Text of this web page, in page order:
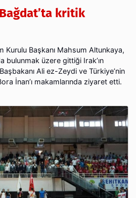
kritik
Kurulu Başkanı Mahsum Altunkaya,
bulunmak üzere gittiği Irak’ın
Ali ez-Zeydi ve Türkiye’nin
İnan’ı makamlarında ziyaret etti.